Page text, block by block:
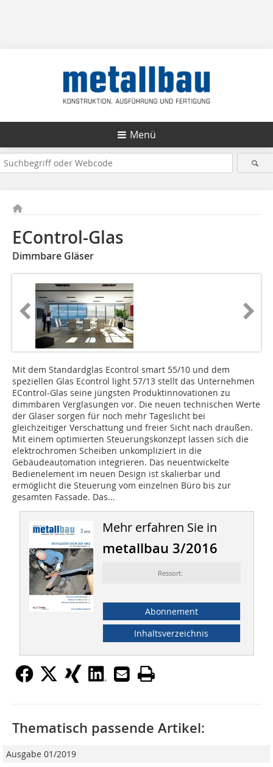
Menü
EControl-Glas
Dimmbare Gläser
Mit dem Standardglas Econtrol smart 55/10 und dem
speziellen Glas Econtrol light 57/13 stellt das Unternehmen
EControl-Glas seine jüngsten Produktinnovationen zu
dimmbaren Verglasungen vor. Die neuen technischen Werte
der Gläser sorgen für noch mehr Tageslicht bei
gleichzeitiger Verschattung und freier Sicht nach draußen.
Mit einem optimierten Steuerungskonzept lassen sich die
elektrochromen Scheiben unkompliziert in die
Gebäudeautomation integrieren. Das neuentwickelte
Bedienelement im neuen Design ist skalierbar und
ermöglicht die Steuerung vom einzelnen Büro bis zur
gesamten Fassade. Das...
Mehr erfahren Sie in
metallbau 3/2016
Ressort:
Abonnement
Inhaltsverzeichnis
Thematisch passende Artikel:
Ausgabe 01/2019